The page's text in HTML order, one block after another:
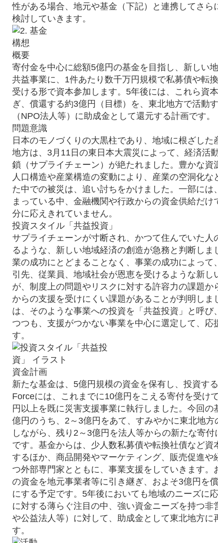
性がある場合、地元や基金（下記）と連携してさら
検討していきます。
概要
寄付金を中心に総額5億円の基金を目指し、新しい
共益事業に、1件あたり数千万円規模で私募債や転
受ける形で資本参加します。5年後には、これら資
ぎ、償還する約3億円（目標）を、東北地方で活動
（NPO法人等）に助成金として還元する計画です。
問題意識
日本のモノづくりの大黒柱であり、地域に根ざした
地方は、3月11日の東日本大震災によって、経済活
鎖（サプライチェーン）が絶たれました。豊かな資
人口構造や産業構造の変動により、産業の空洞化な
た中での被災は、追い討ちをかけました。一部には
まっている中、金融機関や行政からの資金供給だけ
分に応えきれていません。
投資スタイル「共益投資」
サプライチェーンが寸断され、かつて住んでいた人
るような、新しい地域経済の創造が急務と判断しま
業の成功にとどまることなく、事業の成功によって
引先、従業員、地域社会が恩恵を受けるような新し
が、制度上の問題やリスクに対する許容力の課題か
からの支援を受けにくい課題があることが判明しま
は、そのような事業への投資を「共益投資」と呼び
つつも、支援がつかない事業を中心に選定して、応
す。
資金計画
新たな基金は、5億円規模の資金を保有し、投資す
Forceには、これまでに10億円をこえる寄付を受け
円以上を既に災害支援事業に執行しました。今回の
億円のうち、2～3億円をあて、すみやかに東北地
しながら、残り2～3億円を法人等からの新たな寄
です。基金からは、少人数私募債や転換社債など資
するほか、商品開発やマーケティング、販売促進や
つ外部専門家とともに、事業支援をしていきます。
の資金を地元事業者等に引き継ぎ、およそ3億円を
にする予定です。5年後においても地域のニーズに
に対する薄らぐ注目の中、強い資金ニーズを持つ非
や公益法人等）に対して、助成金として東北地方に
す。